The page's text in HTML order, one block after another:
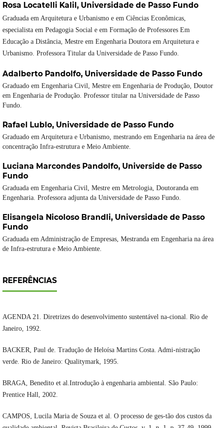
Rosa Locatelli Kalil, Universidade de Passo Fundo
Graduada em Arquitetura e Urbanismo e em Ciências Econômicas,
especialista em Pedagogia Social e em Formação de Professores Em
Educação a Distância, Mestre em Engenharia Doutora em Arquitetura e
Urbanismo. Professora Titular da Universidade de Passo Fundo.
Adalberto Pandolfo, Universidade de Passo Fundo
Graduado em Engenharia Civil, Mestre em Engenharia de Produção, Doutor
em Engenharia de Produção. Professor titular na Universidade de Passo
Fundo.
Rafael Lublo, Universidade de Passo Fundo
Graduado em Arquitetura e Urbanismo, mestrando em Engenharia na área de
concentração Infra-estrutura e Meio Ambiente.
Luciana Marcondes Pandolfo, Universide de Passo
Fundo
Graduada em Engenharia Civil, Mestre em Metrologia, Doutoranda em
Engenharia. Professora adjunta da Universidade de Passo Fundo.
Elisangela Nicoloso Brandli, Universidade de Passo
Fundo
Graduada em Administração de Empresas, Mestranda em Engenharia na área
de Infra-estrutura e Meio Ambiente.
REFERÊNCIAS
AGENDA 21. Diretrizes do desenvolvimento sustentável na-cional. Rio de
Janeiro, 1992.
BACKER, Paul de. Tradução de Heloísa Martins Costa. Admi-nistração
verde. Rio de Janeiro: Qualitymark, 1995.
BRAGA, Benedito et al.Introdução à engenharia ambiental. São Paulo:
Prentice Hall, 2002.
CAMPOS, Lucila Maria de Souza et al. O processo de ges-tão dos custos da